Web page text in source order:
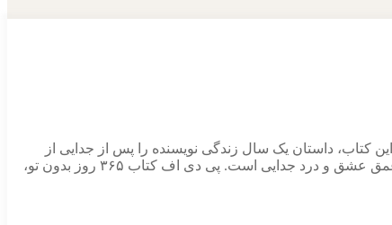
کتاب، داستان یک سال زندگی نویسنده را پس از جدایی از
معشوق خود به تصویر می‌ کشد. هر روز از این سال، برهمند دل نوشته‌ ای کوتاه و پر از احساس را به رشته تحریر درآورده که هر یک نمایانگر عمق عشق و درد جدایی است. پی دی اف کتاب ۳۶۵ روز بدون تو،